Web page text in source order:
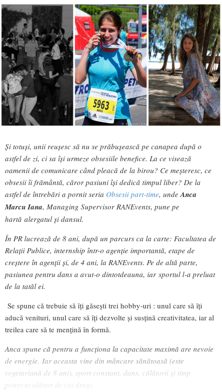
Și totuși, unii reușesc să nu se prăbușească pe canapea după o
astfel de zi, ci sa își urmeze obsesiile benefice. La ce visează
oamenii de comunicare când pleacă de la birou? Ce meșteresc, ce
obsesii îi frământă, căror pasiuni își dedică timpul liber? De la
astfel de întrebări a pornit seria Obsesii part-time, unde Anca
Marcu Iana, Managing Supervisor RANEvents, pune pe
hartă alergatul și dansul.
În PR lucrează de 8 ani, după un parcurs ca la carte: Facultatea de
Relații Publice, internship într-o agenție importantă, etape de
creștere în agenții și, de 4 ani, la RANEvents. Pe de altă parte,
pasiunea pentru dans a avut-o dintotdeauna, iar sportul l-a preluat
de la tatăl ei.
Se spune că trebuie să îți găsești trei hobby-uri : unul care să îți
aducă venituri, unul care să îți dezvolte și susțină creativitatea, iar al
treilea care să te mențină în formă.
Anca spune că pentru a funcționa la capacitate maximă are nevoie
de energie. Iar aceasta vine din mâncare sănătoasă (este
vegetariană de 8 ani), sport constant, dans, călătorii și timp
petrecut alături de cei dragi.